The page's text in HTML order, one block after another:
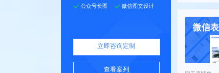
公众号长图 微信图文设计
立即咨询定制
查看案列
微信